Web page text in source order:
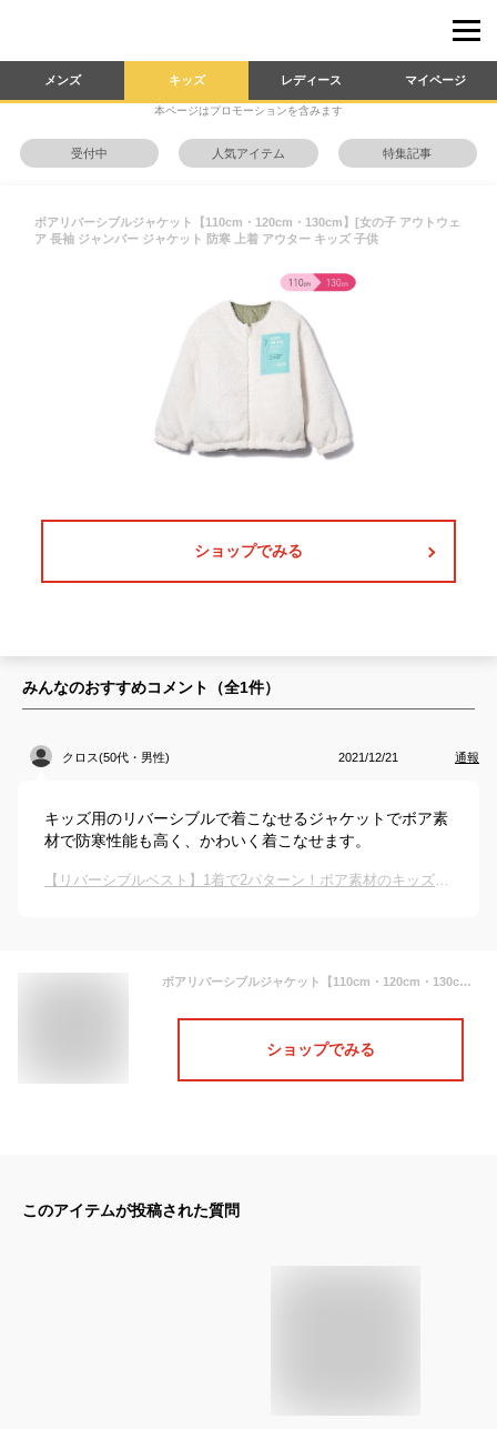
メンズ キッズ レディース マイページ
本ページはプロモーションを含みます
受付中 人気アイテム 特集記事
ボアリバーシブルジャケット【110cm・120cm・130cm】[女の子 アウトウェ
ア 長袖 ジャンパー ジャケット 防寒 上着 アウター キッズ 子供
ショップでみる
みんなのおすすめコメント（全1件）
クロス(50代・男性) 2021/12/21 通報
キッズ用のリバーシブルで着こなせるジャケットでボア素
材で防寒性能も高く、かわいく着こなせます。
【リバーシブルベスト】1着で2パターン！ボア素材のキッズリバーシブルベストのおすすめは？
ボアリバーシブルジャケット【110cm・120cm・130cm】[女の子 アウトウェア 長袖 ジャンパー ジャケット 防寒 上着 アウター キッズ 子供
ショップでみる
このアイテムが投稿された質問